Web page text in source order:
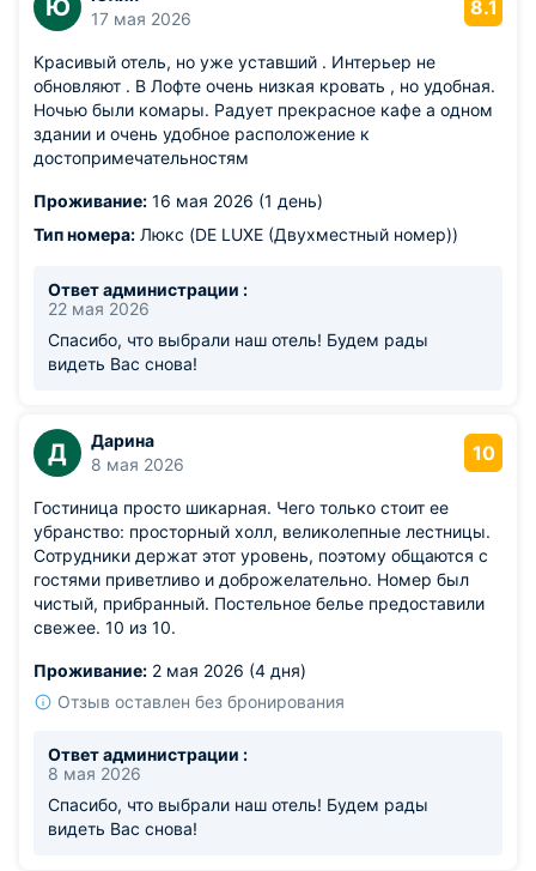
Ю
17 мая 2026
8.1
Красивый отель, но уже уставший . Интерьер не
обновляют . В Лофте очень низкая кровать , но удобная.
Ночью были комары. Радует прекрасное кафе а одном
здании и очень удобное расположение к
достопримечательностям
Проживание: 16 мая 2026 (1 день)
Тип номера: Люкс (DE LUXE (Двухместный номер))
Ответ администрации :
22 мая 2026
Спасибо, что выбрали наш отель! Будем рады
видеть Вас снова!
Д
Дарина
8 мая 2026
10
Гостиница просто шикарная. Чего только стоит ее
убранство: просторный холл, великолепные лестницы.
Сотрудники держат этот уровень, поэтому общаются с
гостями приветливо и доброжелательно. Номер был
чистый, прибранный. Постельное белье предоставили
свежее. 10 из 10.
Проживание: 2 мая 2026 (4 дня)
Отзыв оставлен без бронирования
Ответ администрации :
8 мая 2026
Спасибо, что выбрали наш отель! Будем рады
видеть Вас снова!